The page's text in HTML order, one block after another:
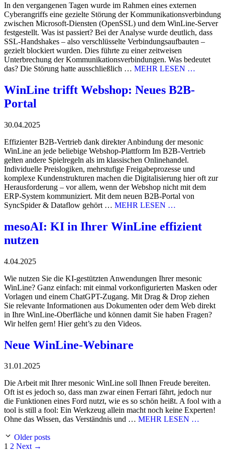
In den vergangenen Tagen wurde im Rahmen eines externen
Cyberangriffs eine gezielte Störung der Kommunikationsverbindung
zwischen Microsoft-Diensten (OpenSSL) und dem WinLine-Server
festgestellt. Was ist passiert? Bei der Analyse wurde deutlich, dass
SSL-Handshakes – also verschlüsselte Verbindungsaufbauten –
gezielt blockiert wurden. Dies führte zu einer zeitweisen
Unterbrechung der Kommunikationsverbindungen. Was bedeutet
das? Die Störung hatte ausschließlich … MEHR LESEN …
WinLine trifft Webshop: Neues B2B-
Portal
30.04.2025
Effizienter B2B-Vertrieb dank direkter Anbindung der mesonic
WinLine an jede beliebige Webshop-Plattform Im B2B-Vertrieb
gelten andere Spielregeln als im klassischen Onlinehandel.
Individuelle Preislogiken, mehrstufige Freigabeprozesse und
komplexe Kundenstrukturen machen die Digitalisierung hier oft zur
Herausforderung – vor allem, wenn der Webshop nicht mit dem
ERP-System kommuniziert. Mit dem neuen B2B-Portal von
SyncSpider & Dataflow gehört … MEHR LESEN …
mesoAI: KI in Ihrer WinLine effizient
nutzen
4.04.2025
Wie nutzen Sie die KI-gestützten Anwendungen Ihrer mesonic
WinLine? Ganz einfach: mit einmal vorkonfigurierten Masken oder
Vorlagen und einem ChatGPT-Zugang. Mit Drag & Drop ziehen
Sie relevante Informationen aus Dokumenten oder dem Web direkt
in Ihre WinLine-Oberfläche und können damit Sie haben Fragen?
Wir helfen gern! Hier geht’s zu den Videos.
Neue WinLine-Webinare
31.01.2025
Die Arbeit mit Ihrer mesonic WinLine soll Ihnen Freude bereiten.
Oft ist es jedoch so, dass man zwar einen Ferrari fährt, jedoch nur
die Funktionen eines Ford nutzt, wie es so schön heißt. A fool with a
tool is still a fool: Ein Werkzeug allein macht noch keine Experten!
Ohne das Wissen, das Verständnis und … MEHR LESEN …
Older posts
Page
1 Page
2 Next →